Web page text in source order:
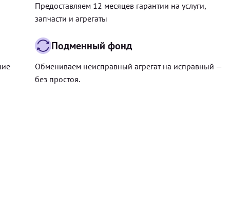
Предоставляем 12 месяцев гарантии на услуги,
запчасти и агрегаты
Подменный фонд
Обмениваем неисправный агрегат на исправный —
без простоя.